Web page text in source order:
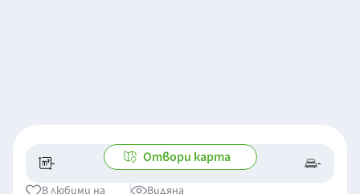
- -/- -
Отвори карта
В любими на Видяна